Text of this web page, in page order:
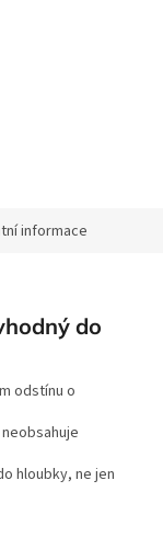
informace
do
odstínu o
hloubky, ne jen